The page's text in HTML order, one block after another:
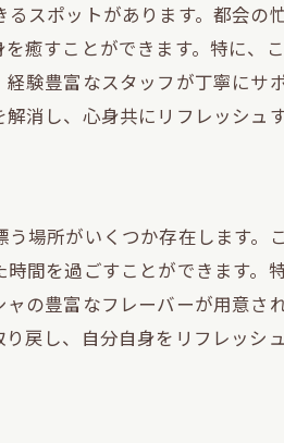
化を体感する
スポットがあります。都会の
癒すことができます。特に、
験豊富なスタッフが丁寧にサ
消し、心身共にリフレッシュ
場所がいくつか存在します
間を過ごすことができます。
の豊富なフレーバーが用意さ
戻し、自分自身をリフレッシ